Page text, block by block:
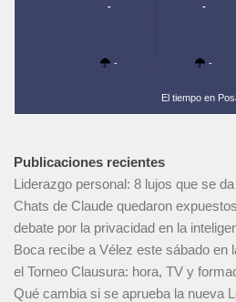
-
-
-
-
El tiempo en
Publicaciones recientes
Liderazgo personal: 8 lujos que se
Chats de Claude quedaron
debate por la privacidad en la
Boca recibe a Vélez este sábado en
el Torneo Clausura: hora, TV y
Qué cambia si se aprueba la nueva